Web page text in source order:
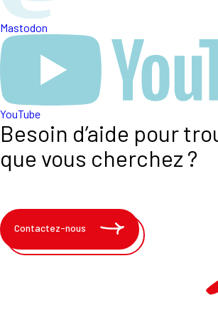
Mastodon
YouTube
Besoin d’aide pour
que vous cherchez ?
Contactez-nous